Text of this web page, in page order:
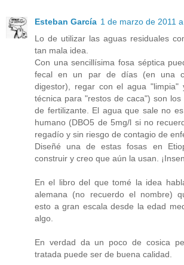
Esteban García 1 de marzo de 2011
Lo de utilizar las aguas residuales
tan mala idea.
Con una sencillísima fosa séptica
fecal en un par de días (en una
digestor), regar con el agua "limpia"
técnica para "restos de caca") son
de fertilizante. El agua que sale no
humano (DBO5 de 5mg/l si no
regadío y sin riesgo de contagio de
Diseñé una de estas fosas en
construir y creo que aún la usan.
En el libro del que tomé la idea
alemana (no recuerdo el nombre)
esto a gran escala desde la edad
algo.
En verdad da un poco de cosica
tratada puede ser de buena calidad.